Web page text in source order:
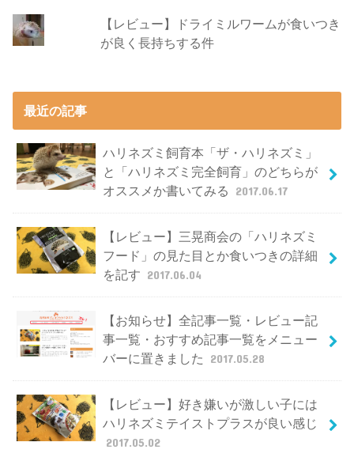
【レビュー】ドライミルワームが食いつき
が良く長持ちする件
最近の記事
ハリネズミ飼育本「ザ・ハリネズミ」
と「ハリネズミ完全飼育」のどちらが
オススメか書いてみる
2017.06.17
【レビュー】三晃商会の「ハリネズミ
フード」の見た目とか食いつきの詳細
を記す 2017.06.04
【お知らせ】全記事一覧・レビュー記
事一覧・おすすめ記事一覧をメニュー
バーに置きました
2017.05.28
【レビュー】好き嫌いが激しい子には
ハリネズミテイストプラスが良い感じ
2017.05.02